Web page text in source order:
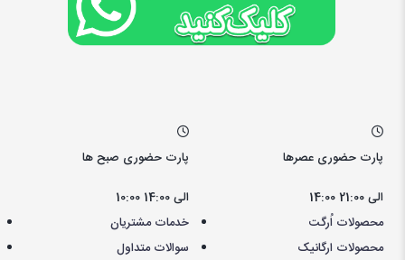
پارت حضوری صبح ها
10:00 الی 14:00
پارت حضوری عصرها
14:00 الی 21:00
خدمات مشتریان
سوالات متداول
محصولات اُرگت
محصولات ارگانیک